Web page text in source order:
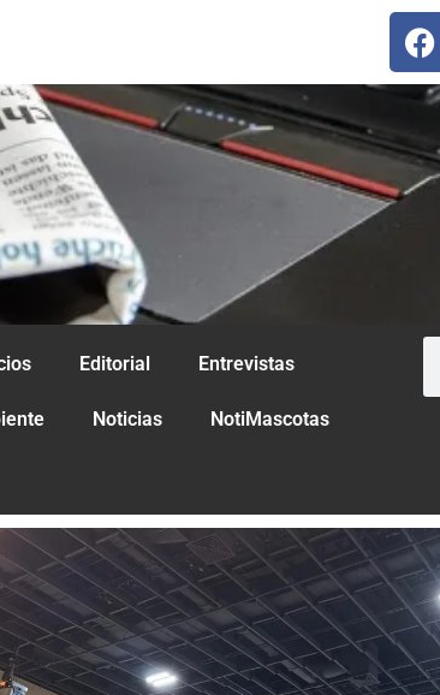
Editorial Entrevistas
Noticias NotiMascotas